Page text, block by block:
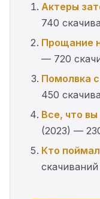
Актеры
740
Прощание
— 720
Помолвка
450
Все, что
(2023) —
Кто
скачиваний